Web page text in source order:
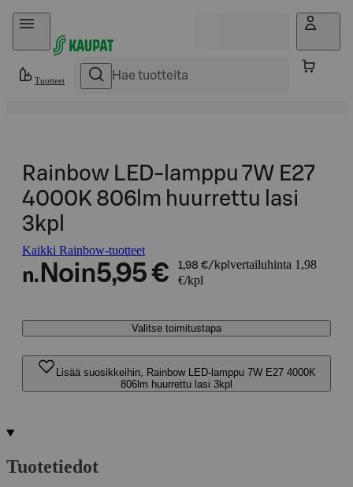
Hyppää sisältöön
Tuotteet
Rainbow LED-lamppu 7W E27
4000K 806lm huurrettu lasi
3kpl
Kaikki Rainbow-tuotteet
n. Noin5,95 € 1,98 €/kpl vertailuhinta 1,98
€/kpl
Valitse toimitustapa
Lisää suosikkeihin, Rainbow LED-lamppu 7W E27 4000K
806lm huurrettu lasi 3kpl
Tuotetiedot